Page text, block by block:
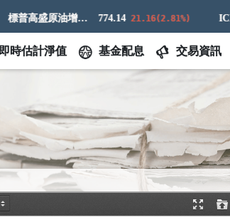
標普高盛原油增強超額回報指數 774.14 21.16(2.81%)
即時估計淨值 基金配息 交易資訊